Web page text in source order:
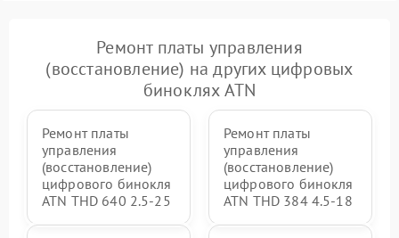
Ремонт платы управления
(восстановление) на других цифровых
биноклях ATN
Ремонт платы
управления
(восстановление)
цифрового бинокля
ATN THD 640 2.5-25
Ремонт платы
управления
(восстановление)
цифрового бинокля
ATN THD 384 4.5-18